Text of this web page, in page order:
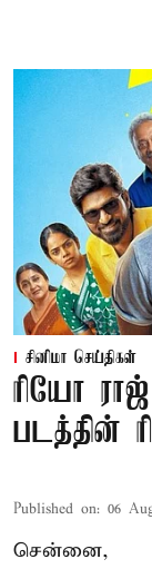
சினிமா செய்திகள்
ரியோ
படத்தின்
Published on: 06
சென்னை,